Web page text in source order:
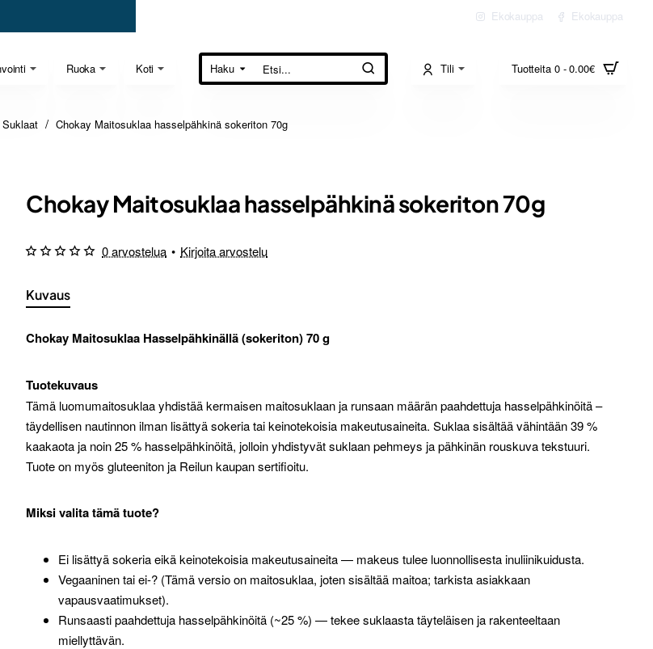
Ekokauppa Ekokauppa
Ruoka Koti Haku
Etsi... Tili Tuotteita 0 - 0.00€
Suklaat Chokay Maitosuklaa hasselpähkinä sokeriton 70g
Chokay Maitosuklaa hasselpähkinä sokeriton 70g
Kuvaus
Chokay Maitosuklaa Hasselpähkinällä (sokeriton) 70 g
Tuotekuvaus
Tämä luomu­maito­suklaa yhdistää kermaisen maitosuklaan ja runsaan määrän paahdettuja hasselpähkinöitä –
täydellisen nautinnon ilman lisättyä sokeria tai keinotekoisia makeutusaineita. Suklaa sisältää vähintään 39 %
kaakaota ja noin 25 % hasselpähkinöitä, jolloin yhdistyvät suklaan pehmeys ja pähkinän rouskuva tekstuuri.
Tuote on myös gluteeniton ja Reilun kaupan sertifioitu.
Miksi valita tämä tuote?
Ei lisättyä sokeria eikä keinotekoisia makeutusaineita — makeus tulee luonnollisesta inuliinikuidusta.
Vegaaninen tai ei-? (Tämä versio on maito­suklaa, joten sisältää maitoa; tarkista asiakkaan
vapausvaatimukset).
Runsaasti paahdettuja hasselpähkinöitä (~25 %) — tekee suklaasta täyteläisen ja rakenteeltaan
miellyttävän.
0 arvostelua • Kirjoita arvostelu